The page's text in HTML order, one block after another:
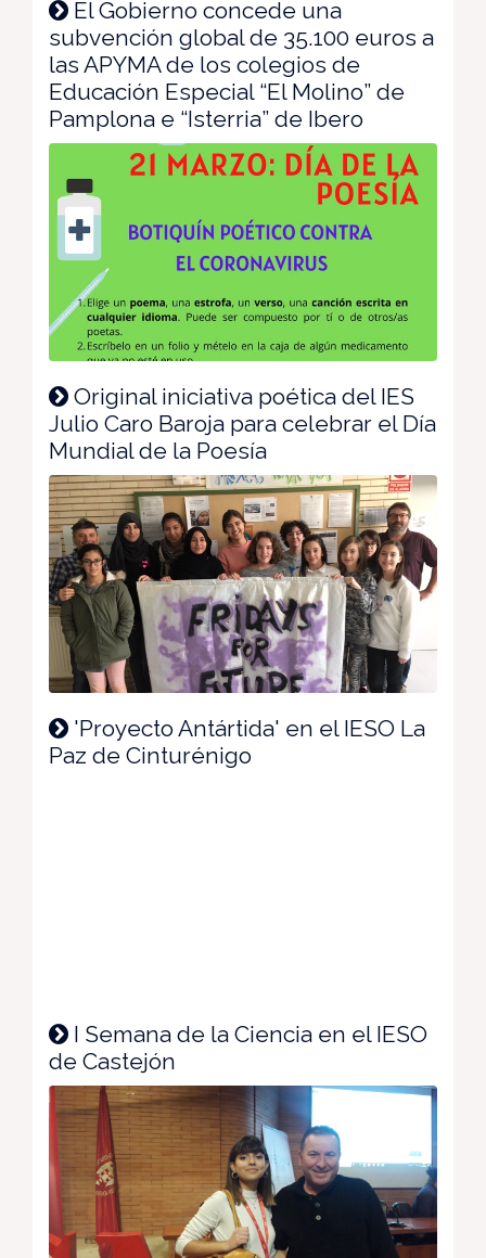
El Gobierno concede una
subvención global de 35.100 euros a
las APYMA de los colegios de
Educación Especial “El Molino” de
Pamplona e “Isterria” de Ibero
Original iniciativa poética del IES
Julio Caro Baroja para celebrar el Día
Mundial de la Poesía
'Proyecto Antártida' en el IESO La
Paz de Cinturénigo
I Semana de la Ciencia en el IESO
de Castejón